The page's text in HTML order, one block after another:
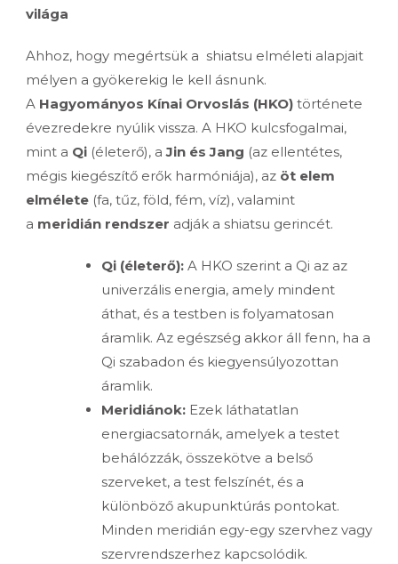
világa
Ahhoz, hogy megértsük a shiatsu elméleti alapjait
mélyen a gyökerekig le kell ásnunk.
A Hagyományos Kínai Orvoslás (HKO) története
évezredekre nyúlik vissza. A HKO kulcsfogalmai,
mint a Qi (életerő), aJin és Jang (az ellentétes,
mégis kiegészítő erők harmóniája), az öt elem
elmélete (fa, tűz, föld, fém, víz), valamint
a meridián rendszer adják a shiatsu gerincét.
Qi (életerő): A HKO szerint a Qi az az
univerzális energia, amely mindent
áthat, és a testben is folyamatosan
áramlik. Az egészség akkor áll fenn, ha a
Qi szabadon és kiegyensúlyozottan
áramlik.
Meridiánok: Ezek láthatatlan
energiacsatornák, amelyek a testet
behálózzák, összekötve a belső
szerveket, a test felszínét, és a
különböző akupunktúrás pontokat.
Minden meridián egy-egy szervhez vagy
szervrendszerhez kapcsolódik.